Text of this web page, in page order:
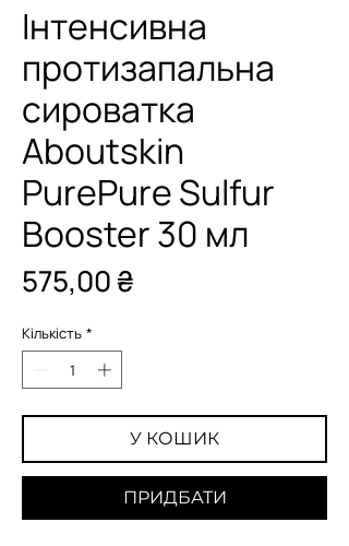
Інтенсивна
протизапальна
сироватка
Aboutskin
PurePure Sulfur
Booster 30 мл
575,00 ₴
Кількість *
У КОШИК
ПРИДБАТИ